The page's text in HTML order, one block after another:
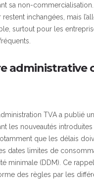
sa non-
inchangées, mais
surtout pour les
administrative
TVA a publié
les nouveautés introduites
que les délais
dates limites de
minimale (DDM). Ce
des règles par les